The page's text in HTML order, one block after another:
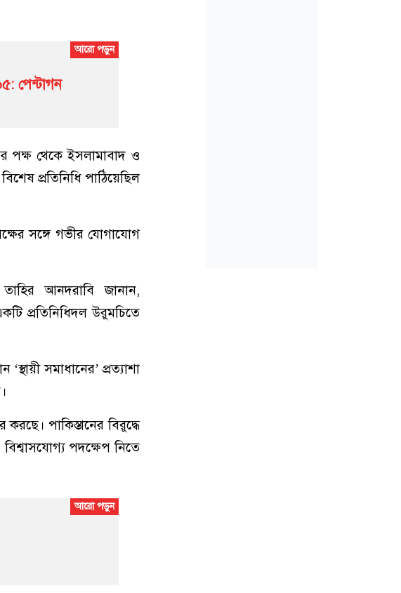
পেন্টাগন
পক্ষ থেকে ইসলামাবাদ ও
প্রতিনিধি পাঠিয়েছিল
সঙ্গে গভীর যোগাযোগ
তাহির আনদরাবি জানান,
প্রতিনিধিদল উরুমচিতে
সমাধানের’ প্রত্যাশা
করছে। পাকিস্তানের বিরুদ্ধে
পদক্ষেপ নিতে